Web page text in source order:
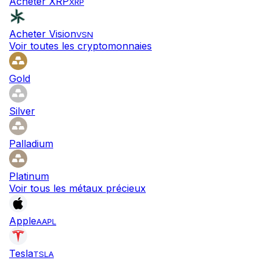
Acheter VisionVSN
Voir toutes les cryptomonnaies
Gold
Silver
Palladium
Platinum
Voir tous les métaux précieux
AppleAAPL
TeslaTSLA